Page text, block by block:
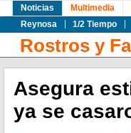
Noticias
Reynosa
1/2 Tiempo
Multimedia
Rostros y
Asegura
ya se